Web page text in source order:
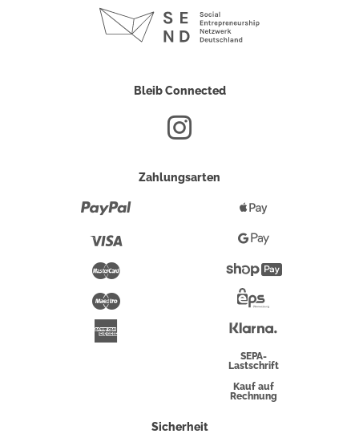
Bleib Connected
Zahlungsarten
Maestro
Pay
Google
Pay
Überweisung
SEPA-
Lastschrift
Kauf auf
Rechnung
Sicherheit